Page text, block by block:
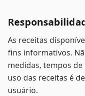
As receitas
fins informativos.
medidas, tempos
uso das receitas é
usuário.